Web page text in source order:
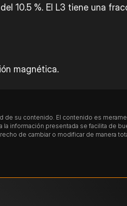
10.5 %. El L3 tiene una
magnética.
de 750 – 800 °C (1382 –
de su contenido. El contenido es
información presentada se facilita de
de cambiar o modificar de manera